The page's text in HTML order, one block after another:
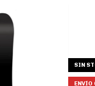
SIN
ENVÍO